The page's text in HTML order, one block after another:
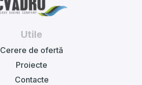
Utile
Cerere de ofertă
Proiecte
Contacte